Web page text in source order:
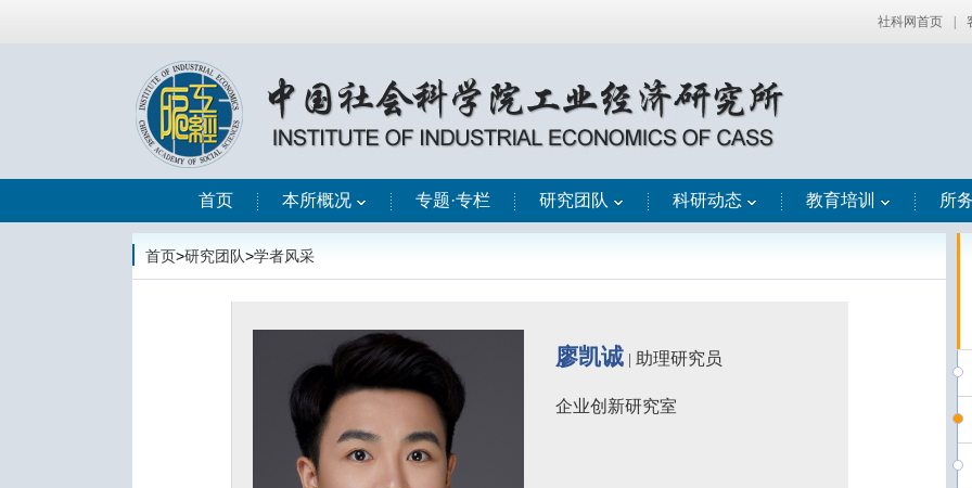
社科网首页
首页 本所概况 专题·专栏 研究团队 科研动态 教育培训 所
首页>研究团队>学者风采
廖凯诚 |助理研究员
企业创新研究室